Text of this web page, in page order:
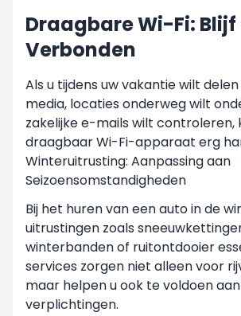
Draagbare Wi-Fi: Blijf
Verbonden
Als u tijdens uw vakantie wilt
media, locaties onderweg wilt
zakelijke e-mails wilt controleren,
draagbaar Wi-Fi-apparaat erg
Winteruitrusting: Aanpassing aan
Seizoensomstandigheden
Bij het huren van een auto in de
uitrustingen zoals
winterbanden of ruitontdooier
services zorgen niet alleen voor
maar helpen u ook te voldoen
verplichtingen.